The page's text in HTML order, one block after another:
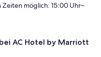
möglich: 15:00 Uhr–
AC Hotel by Marriott